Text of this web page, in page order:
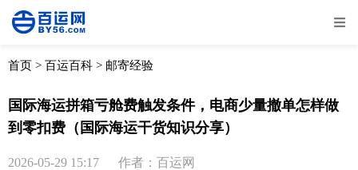
全部 物流资讯
取消
首页 > 百运百科 > 邮寄经验
国际海运拼箱亏舱费触发条件，电商少量撤单怎样做
到零扣费（国际海运干货知识分享）
2026-05-29 15:17 作者：百运网